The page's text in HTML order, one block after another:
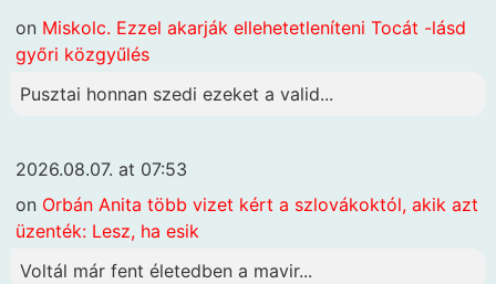
on Miskolc. Ezzel akarják ellehetetleníteni Tocát -lásd
győri közgyűlés
Pusztai honnan szedi ezeket a valid...
2026.08.07. at 07:53
on Orbán Anita több vizet kért a szlovákoktól, akik azt
üzenték: Lesz, ha esik
Voltál már fent életedben a mavir...